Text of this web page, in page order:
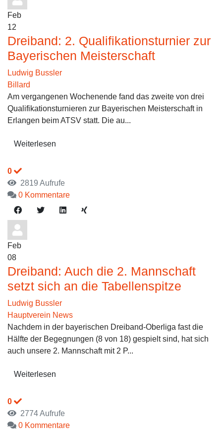
Feb
12
Dreiband: 2. Qualifikationsturnier zur
Bayerischen Meisterschaft
Ludwig Bussler
Billard
Am vergangenen Wochenende fand das zweite von drei
Qualifikationsturnieren zur Bayerischen Meisterschaft in
Erlangen beim ATSV statt. Die au...
Weiterlesen
0
2819 Aufrufe
0 Kommentare
Feb
08
Dreiband: Auch die 2. Mannschaft
setzt sich an die Tabellenspitze
Ludwig Bussler
Hauptverein News
Nachdem in der bayerischen Dreiband-Oberliga fast die
Hälfte der Begegnungen (8 von 18) gespielt sind, hat sich
auch unsere 2. Mannschaft mit 2 P...
Weiterlesen
0
2774 Aufrufe
0 Kommentare